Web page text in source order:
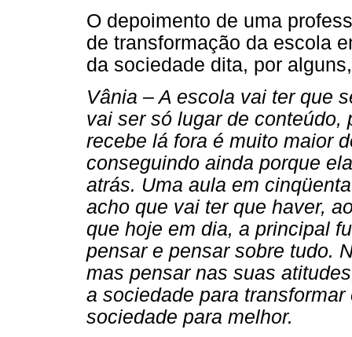
O depoimento de uma
de transformação da escola
da sociedade dita, por
Vânia – A escola vai ter que
vai ser só lugar de conteúdo,
recebe lá fora é muito maior
conseguindo ainda porque
atrás. Uma aula em
acho que vai ter que haver,
que hoje em dia, a principal
pensar e pensar sobre tudo.
mas pensar nas suas
a sociedade para
sociedade para melhor.